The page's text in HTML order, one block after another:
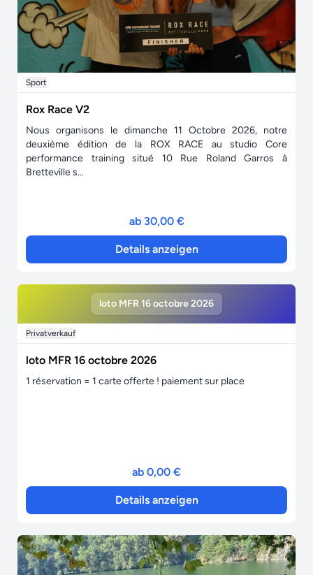
Sport
Rox Race V2
Nous organisons le dimanche 11 Octobre 2026, notre
deuxième édition de la ROX RACE au studio Core
performance training situé 10 Rue Roland Garros à
Bretteville s...
ab 30,00 €
Details anzeigen
loto MFR 16 octobre 2026
Privatverkauf
loto MFR 16 octobre 2026
1 réservation = 1 carte offerte ! paiement sur place
ab 0,00 €
Details anzeigen